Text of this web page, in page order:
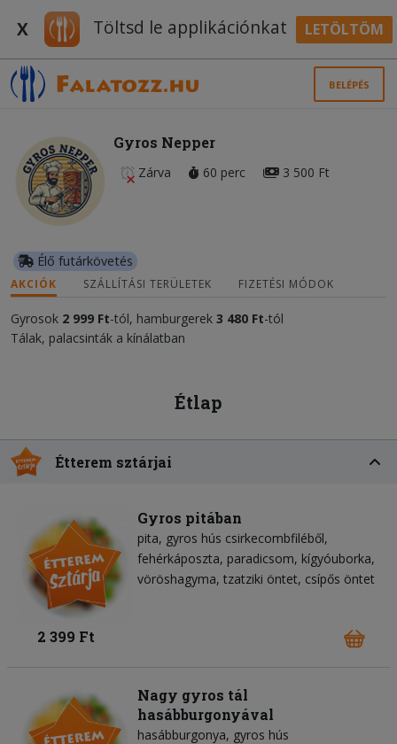
X Töltsd le applikációnkat LETÖLTÖM
BELÉPÉS
Gyros Nepper
Zárva 60 perc 3 500 Ft
Élő futárkövetés
AKCIÓK SZÁLLÍTÁSI TERÜLETEK FIZETÉSI MÓDOK
Gyrosok 2 999 Ft-tól, hamburgerek 3 480 Ft-tól
Tálak, palacsinták a kínálatban
Étlap
Étterem sztárjai
Gyros pitában
pita gyros hús csirkecombfiléből
fehérkáposzta paradicsom kígyóuborka
vöröshagyma tzatziki öntet csípős öntet
2 399 Ft
Nagy gyros tál
hasábburgonyával
hasábburgonya gyros hús